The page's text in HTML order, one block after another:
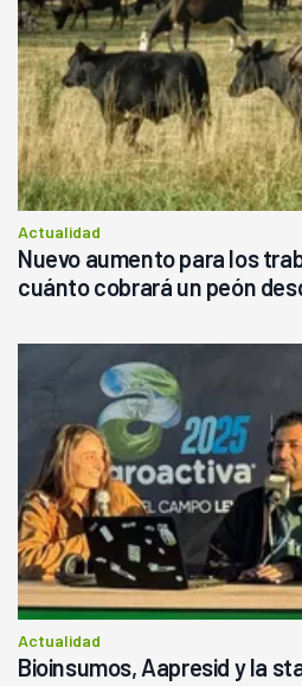
Actualidad
Nuevo aumento para los
cuánto cobrará un peón
Actualidad
Bioinsumos, Aapresid y la